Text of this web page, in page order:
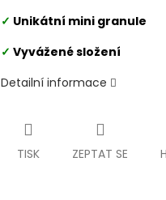
✓ Unikátní mini granule
✓ Vyvážené složení
Detailní informace
TISK ZEPTAT SE